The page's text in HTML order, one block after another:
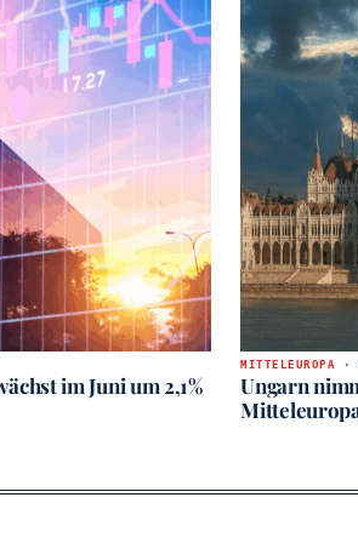
im Juni um 2,1%
MITTELEUROPA
Ungarn